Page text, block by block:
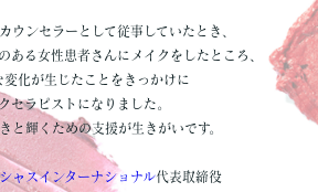
ウンセラーとして従事していたとき、
ある女性患者さんにメイクをしたところ、
変化が生じたことをきっかけに
セラピストになりました。
と輝くための支援が生きがいです。
ャスインターナショナル代表取締役